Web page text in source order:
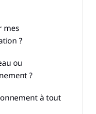
mes
?
ou
?
à tout